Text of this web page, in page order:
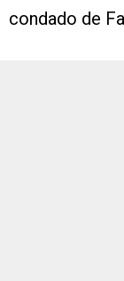
condado de